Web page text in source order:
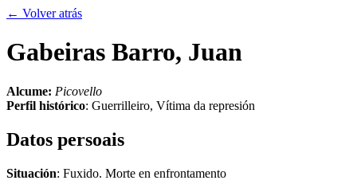
← Volver atrás
Gabeiras Barro, Juan
Alcume: Picovello
Perfil histórico: Guerrilleiro, Vítima da represión
Datos persoais
Situación: Fuxido. Morte en enfrontamento